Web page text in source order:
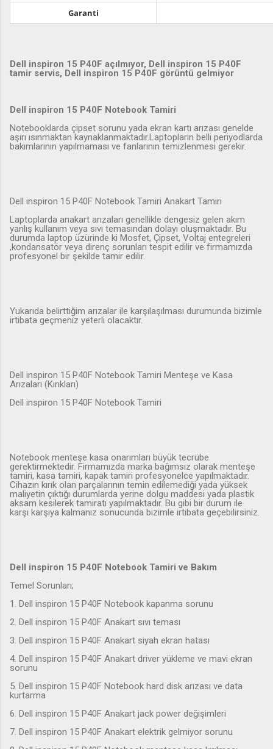
Garanti
Dell inspiron 15 P40F açılmıyor, Dell inspiron 15 P40F
tamir servis, Dell inspiron 15 P40F görüntü gelmiyor
Dell inspiron 15 P40F Notebook Tamiri
Notebooklarda çipset sorunu yada ekran kartı arızası genelde
aşırı ısınmaktan kaynaklanmaktadır.Laptopların belli periyodlarda
bakımlarının yapılmaması ve fanlarının temizlenmesi gerekir.
Dell inspiron 15 P40F Notebook Tamiri Anakart Tamiri
Laptoplarda anakart arızaları genellikle dengesiz gelen akım
yanlış kullanım veya sıvı temasından dolayı oluşmaktadır. Bu
durumda laptop üzürinde ki Mosfet, Çipset, Voltaj entegreleri
,kondansatör veya direnç sorunları tespit edilir ve firmamızda
profesyonel bir şekilde tamir edilir.
Yukarıda belirttiğim arızalar ile karşılaşılması durumunda bizimle
irtibata geçmeniz yeterli olacaktır.
Dell inspiron 15 P40F Notebook Tamiri Menteşe ve Kasa
Arızaları (Kırıkları)
Dell inspiron 15 P40F Notebook Tamiri
Notebook menteşe kasa onarımları büyük tecrübe
gerektirmektedir. Firmamızda marka bağımsız olarak menteşe
tamiri, kasa tamiri, kapak tamiri profesyonelce yapılmaktadır.
Cihazın kırık olan parçalarının temin edilemediği yada yüksek
maliyetin çıktığı durumlarda yerine dolgu maddesi yada plastik
aksam kesilerek tamiratı yapılmaktadır. Bu gibi bir durum ile
karşı karşıya kalmanız sonucunda bizimle irtibata geçebilirsiniz.
Dell inspiron 15 P40F Notebook Tamiri ve Bakım
Temel Sorunları;
1. Dell inspiron 15 P40F Notebook kapanma sorunu
2. Dell inspiron 15 P40F Anakart sıvı teması
3. Dell inspiron 15 P40F Anakart siyah ekran hatası
4. Dell inspiron 15 P40F Anakart driver yükleme ve mavi ekran
sorunu
5. Dell inspiron 15 P40F Notebook hard disk arızası ve data
kurtarma
6. Dell inspiron 15 P40F Anakart jack power değişimleri
7. Dell inspiron 15 P40F Anakart elektrik gelmiyor sorunu